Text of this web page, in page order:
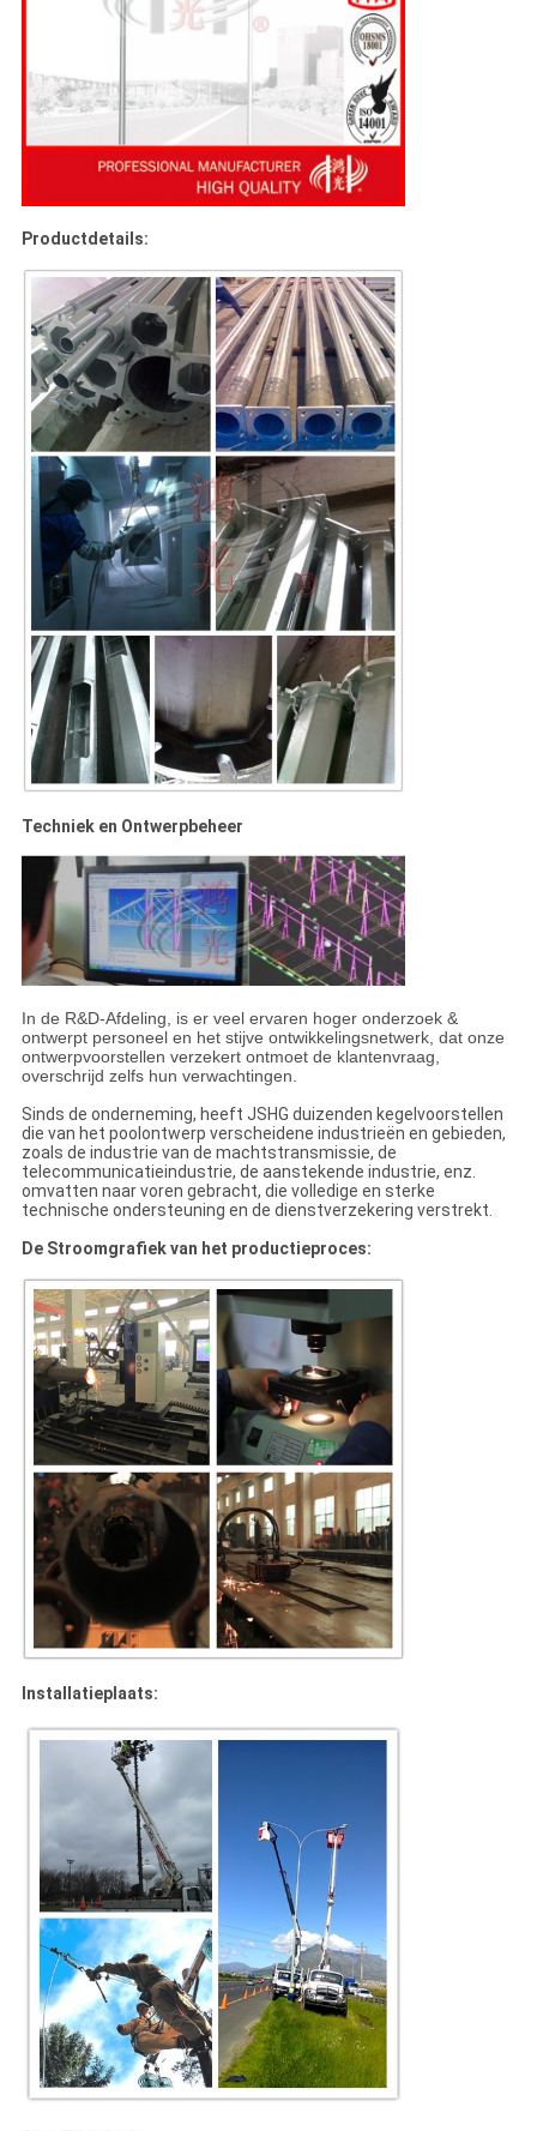
Productdetails:
Techniek en Ontwerpbeheer
In de R&D-Afdeling, is er veel ervaren hoger onderzoek &
ontwerpt personeel en het stijve ontwikkelingsnetwerk, dat onze
ontwerpvoorstellen verzekert ontmoet de klantenvraag,
overschrijd zelfs hun verwachtingen.
Sinds de onderneming, heeft JSHG duizenden kegelvoorstellen
die van het poolontwerp verscheidene industrieën en gebieden,
zoals de industrie van de machtstransmissie, de
telecommunicatieindustrie, de aanstekende industrie, enz.
omvatten naar voren gebracht, die volledige en sterke
technische ondersteuning en de dienstverzekering verstrekt.
De Stroomgrafiek van het productieproces:
Installatieplaats: